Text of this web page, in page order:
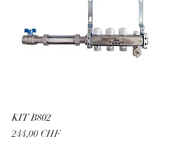
KIT B802
Prix
244,00 CHF